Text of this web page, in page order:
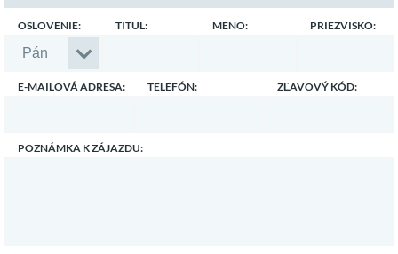
OSLOVENIE: TITUL: MENO: PRIEZVISKO:
E-MAILOVÁ ADRESA: TELEFÓN: ZĽAVOVÝ KÓD:
POZNÁMKA K ZÁJAZDU: